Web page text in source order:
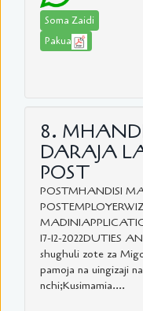
Soma Zaidi
Pakua
8.
DARAJA
POST
POSTMHANDISI
17-12-2022DUTIES
shughuli zote za
pamoja na uingizaji
nchi;Kusimamia....